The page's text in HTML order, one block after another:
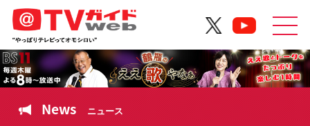
News ニュース